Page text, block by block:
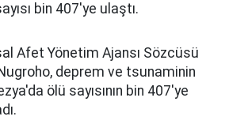
bin 407'ye ulaştı.
Afet Yönetim Ajansı Sözcüsü
deprem ve tsunaminin
ölü sayısının bin 407'ye